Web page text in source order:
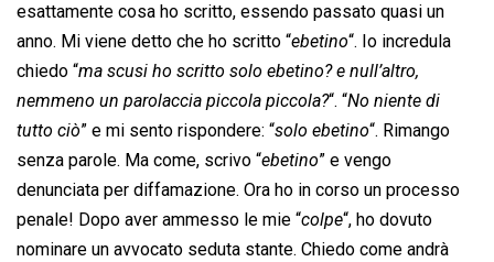
esattamente cosa ho scritto, essendo passato quasi un
anno. Mi viene detto che ho scritto “ebetino“. Io incredula
chiedo “ma scusi ho scritto solo ebetino? e null’altro,
nemmeno un parolaccia piccola piccola?“. “No niente di
tutto ciò” e mi sento rispondere: “solo ebetino“. Rimango
senza parole. Ma come, scrivo “ebetino” e vengo
denunciata per diffamazione. Ora ho in corso un processo
penale! Dopo aver ammesso le mie “colpe“, ho dovuto
nominare un avvocato seduta stante. Chiedo come andrà